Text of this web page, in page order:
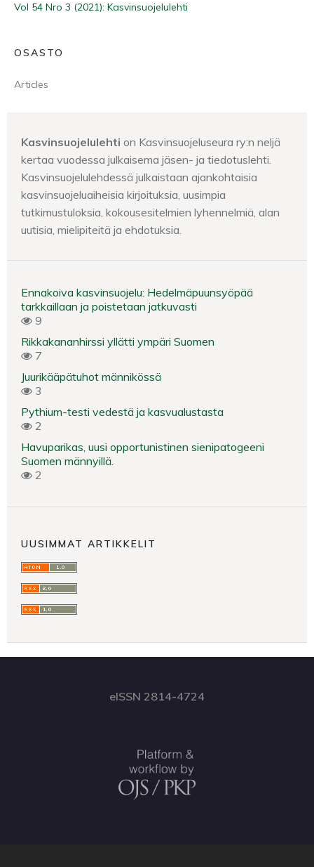
Vol 54 Nro 3 (2021): Kasvinsuojelulehti
OSASTO
Articles
Kasvinsuojelulehti on Kasvinsuojeluseura ry:n neljä
kertaa vuodessa julkaisema jäsen- ja tiedotuslehti.
Kasvinsuojelulehdessä julkaistaan ajankohtaisia
kasvinsuojeluaiheisia kirjoituksia, uusimpia
tutkimustuloksia, kokousesitelmien lyhennelmiä, alan
uutisia, mielipiteitä ja ehdotuksia.
Ennakoiva kasvinsuojelu: Hedelmäpuunsyöpää
tarkkaillaan ja poistetaan jatkuvasti
9
Rikkakananhirssi yllätti ympäri Suomen
7
Juurikääpätuhot männikössä
3
Pythium-testi vedestä ja kasvualustasta
2
Havuparikas, uusi opportunistinen sienipatogeeni
Suomen männyillä.
2
UUSIMMAT ARTIKKELIT
eISSN 2814-4724